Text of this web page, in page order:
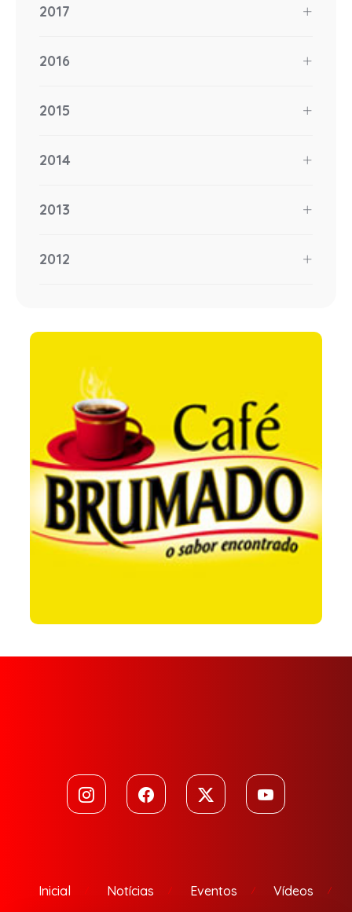
2017
2016
2015
2014
2013
2012
Inicial Notícias Eventos Vídeos